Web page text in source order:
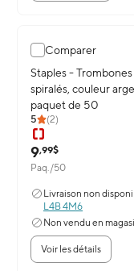
Comparer
Image du produit:
Staples - Trombones
spiralés, couleur
paquet de 50
5 (2)
9,99$
Paq./50
Livraison non
L4B 4M6
Non vendu en
Voir les détails